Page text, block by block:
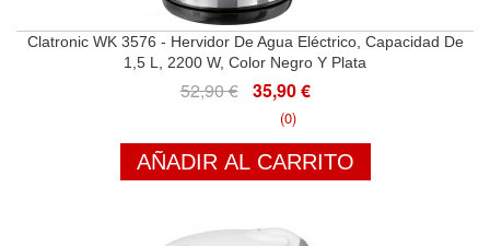
Clatronic WK 3576 - Hervidor De Agua Eléctrico, Capacidad De
1,5 L, 2200 W, Color Negro Y Plata
52,90 € 35,90 €
(0)
AÑADIR AL CARRITO